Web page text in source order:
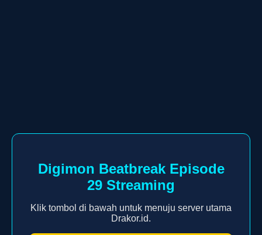
Digimon Beatbreak Episode
29 Streaming
Klik tombol di bawah untuk menuju server utama
Drakor.id.